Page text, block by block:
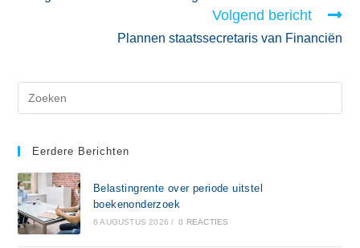
Volgend bericht
Plannen staatssecretaris van Financiën
Eerdere Berichten
Belastingrente over periode uitstel
boekenonderzoek
6 AUGUSTUS 2026 / 0 REACTIES